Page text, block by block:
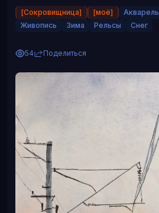
[Сокровищница] [моё] Акварель
Живопись
Зима Рельсы Снег
54 Поделиться